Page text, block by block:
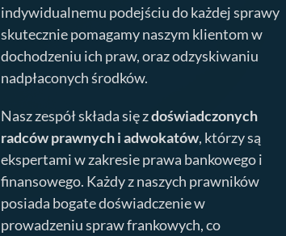
indywidualnemu podejściu do każdej sprawy
skutecznie pomagamy naszym klientom w
dochodzeniu ich praw, oraz odzyskiwaniu
nadpłaconych środków.
Nasz zespół składa się zdoświadczonych
radców prawnych i adwokatów, którzy są
ekspertami w zakresie prawa bankowego i
finansowego. Każdy z naszych prawników
posiada bogate doświadczenie w
prowadzeniu spraw frankowych, co